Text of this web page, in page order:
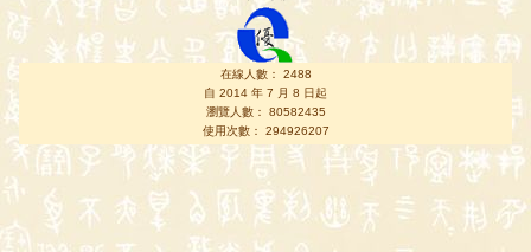
在線人數： 2488
自 2014 年 7 月 8 日起
瀏覽人數： 80582435
使用次數： 294926207